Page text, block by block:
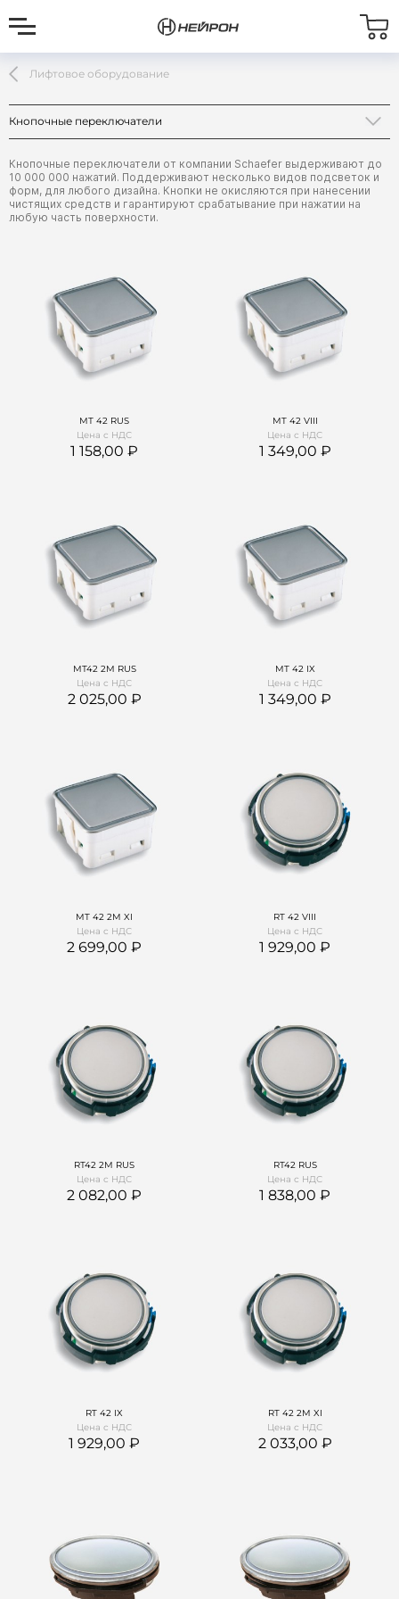
Лифтовое оборудование
Кнопочные переключатели
Кнопочные переключатели
Кнопочные переключатели от компании Schaefer выдерживают до
10 000 000 нажатий. Поддерживают несколько видов подсветок и
форм, для любого дизайна. Кнопки не окисляются при нанесении
чистящих средств и гарантируют срабатывание при нажатии на
любую часть поверхности.
МТ 42 RUS
Цена с НДС
1 158,00
MT 42 VIII
Цена с НДС
1 349,00
МТ42 2М RUS
Цена с НДС
2 025,00
MT 42 IX
Цена с НДС
1 349,00
MT 42 2M XI
Цена с НДС
2 699,00
RT 42 VIII
Цена с НДС
1 929,00
RТ42 2М RUS
Цена с НДС
2 082,00
RТ42 RUS
Цена с НДС
1 838,00
RT 42 IX
Цена с НДС
1 929,00
RT 42 2M XI
Цена с НДС
2 033,00